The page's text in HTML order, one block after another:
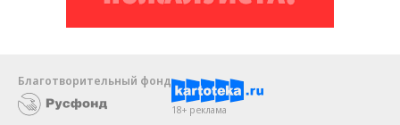
Благотворительный фонд
18+ реклама